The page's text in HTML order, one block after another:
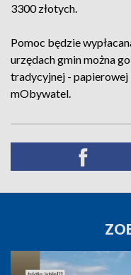
3300 złotych.
Pomoc będzie
urzędach gmin można
tradycyjnej -
mObywatel.